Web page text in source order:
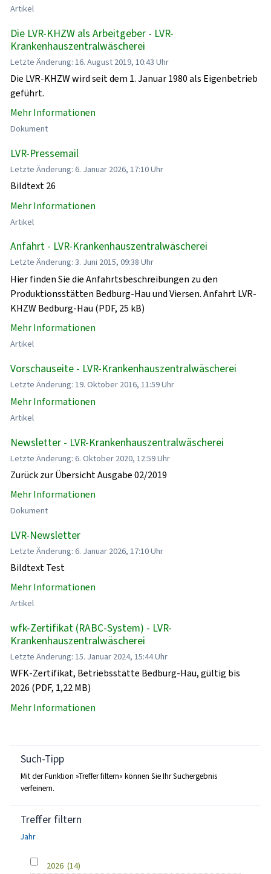
Artikel
Die LVR-KHZW als Arbeitgeber - LVR-
Krankenhauszentralwäscherei
Letzte Änderung: 16. August 2019, 10:43 Uhr
Die LVR-KHZW wird seit dem 1. Januar 1980 als Eigenbetrieb
geführt.
Mehr Informationen
Dokument
LVR-Pressemail
Letzte Änderung: 6. Januar 2026, 17:10 Uhr
Bildtext 26
Mehr Informationen
Artikel
Anfahrt - LVR-Krankenhauszentralwäscherei
Letzte Änderung: 3. Juni 2015, 09:38 Uhr
Hier finden Sie die Anfahrtsbeschreibungen zu den
Produktionsstätten Bedburg-Hau und Viersen. Anfahrt LVR-
KHZW Bedburg-Hau (PDF, 25 kB)
Mehr Informationen
Artikel
Vorschauseite - LVR-Krankenhauszentralwäscherei
Letzte Änderung: 19. Oktober 2016, 11:59 Uhr
Mehr Informationen
Artikel
Newsletter - LVR-Krankenhauszentralwäscherei
Letzte Änderung: 6. Oktober 2020, 12:59 Uhr
Zurück zur Übersicht Ausgabe 02/2019
Mehr Informationen
Dokument
LVR-Newsletter
Letzte Änderung: 6. Januar 2026, 17:10 Uhr
Bildtext Test
Mehr Informationen
Artikel
wfk-Zertifikat (RABC-System) - LVR-
Krankenhauszentralwäscherei
Letzte Änderung: 15. Januar 2024, 15:44 Uhr
WFK-Zertifikat, Betriebsstätte Bedburg-Hau, gültig bis
2026 (PDF, 1,22 MB)
Mehr Informationen
Such-Tipp
Mit der Funktion »Treffer filtern« können Sie Ihr Suchergebnis
verfeinern.
Treffer filtern
Jahr
2026 (14)